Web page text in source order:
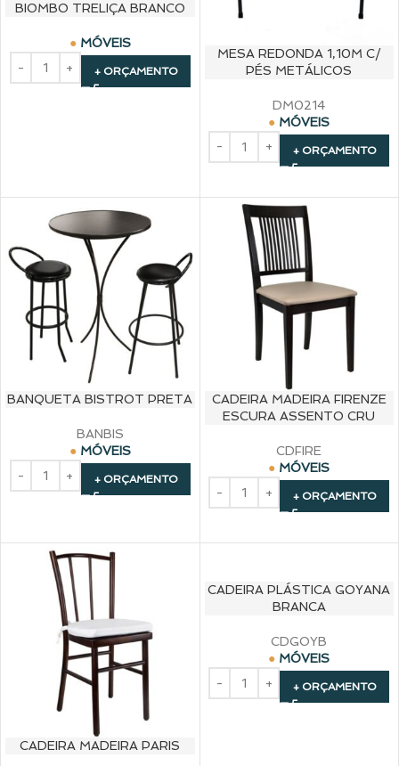
BIOMBO TRELIÇA BRANCO
MÓVEIS
+ ORÇAMENTO
MESA REDONDA 1,10M C/
PÉS METÁLICOS
DM0214
MÓVEIS
+ ORÇAMENTO
BANQUETA BISTROT PRETA
BANBIS
MÓVEIS
+ ORÇAMENTO
CADEIRA MADEIRA FIRENZE
ESCURA ASSENTO CRU
CDFIRE
MÓVEIS
+ ORÇAMENTO
CADEIRA MADEIRA PARIS
CADEIRA PLÁSTICA GOYANA
BRANCA
CDGOYB
MÓVEIS
+ ORÇAMENTO